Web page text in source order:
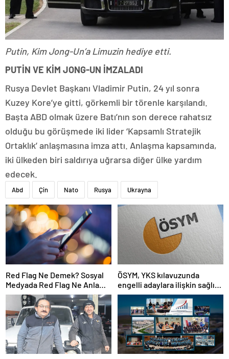
Putin, Kim Jong-Un’a Limuzin hediye etti.
PUTİN VE KİM JONG-UN İMZALADI
Rusya Devlet Başkanı Vladimir Putin, 24 yıl sonra
Kuzey Kore’ye gitti, görkemli bir törenle karşılandı.
Başta ABD olmak üzere Batı’nın son derece rahatsız
olduğu bu görüşmede iki lider ‘Kapsamlı Stratejik
Ortaklık’ anlaşmasına imza attı. Anlaşma kapsamında,
iki ülkeden biri saldırıya uğrarsa diğer ülke yardım
edecek.
Abd Çin Nato Rusya Ukrayna
Red Flag Ne Demek? Sosyal
Medyada Red Flag Ne Anlama
Gelir?
ÖSYM, YKS kılavuzunda
engelli adaylara ilişkin sağlık
şartlarını güncelledi